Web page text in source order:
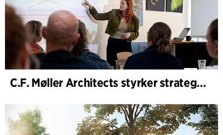
C.F. Møller Architects styrker strategisk rådgivning i de tidlige faser